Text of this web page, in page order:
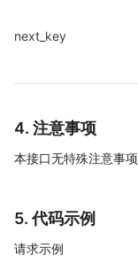
next_key
4. 注意事项
本接口无特殊注意事项
5. 代码示例
请求示例